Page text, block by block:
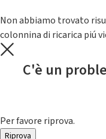
Non abbiamo trovato
colonnina di ricarica piú
C'è un
Per favore riprova.
Riprova